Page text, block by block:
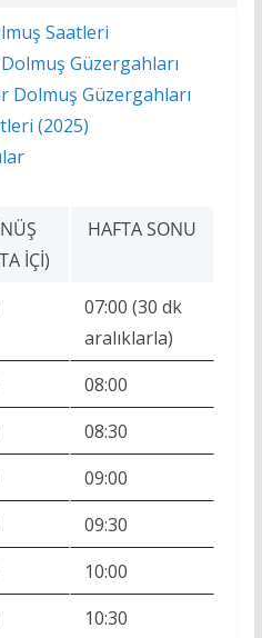
Saatleri
Güzergahları
Dolmuş Güzergahları
(2025)
İÇI)
HAFTA SONU
07:00 (30 dk
aralıklarla)
08:00
08:30
09:00
09:30
10:00
10:30